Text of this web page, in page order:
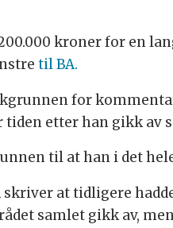
kroner for en
til BA.
for
tiden etter han gikk av
til at han i det
skriver at tidligere
samlet gikk av,